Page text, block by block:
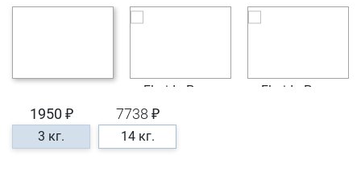
1950 ₽
3 кг.
7738 ₽
14 кг.